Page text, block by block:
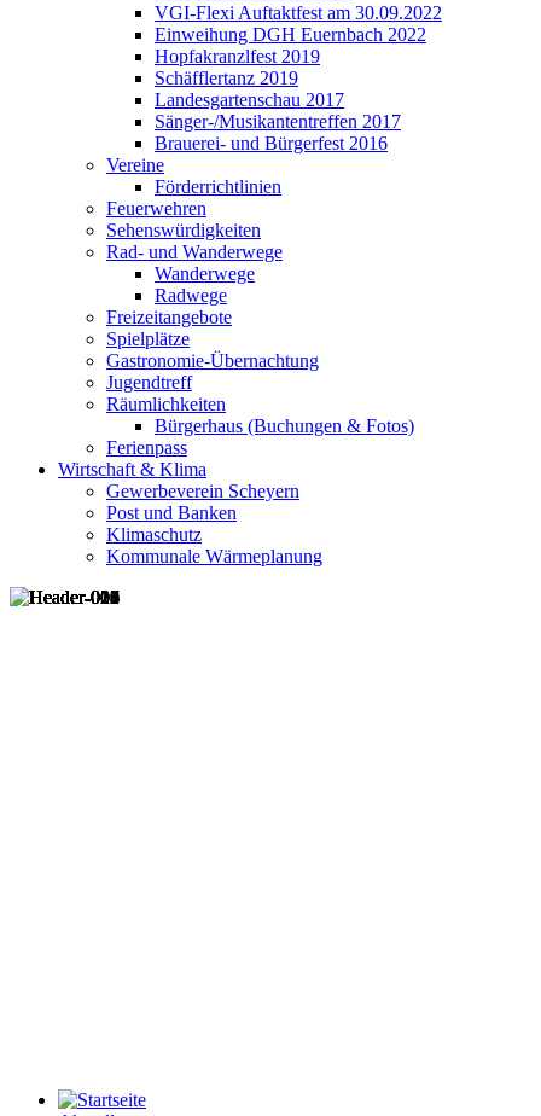
VGI-Flexi Auftaktfest am 30.09.2022
Einweihung DGH Euernbach 2022
Hopfakranzlfest 2019
Schäfflertanz 2019
Landesgartenschau 2017
Sänger-/Musikantentreffen 2017
Brauerei- und Bürgerfest 2016
Vereine
Förderrichtlinien
Feuerwehren
Sehenswürdigkeiten
Rad- und Wanderwege
Wanderwege
Radwege
Freizeitangebote
Spielplätze
Gastronomie-Übernachtung
Jugendtreff
Räumlichkeiten
Bürgerhaus (Buchungen & Fotos)
Ferienpass
Wirtschaft & Klima
Gewerbeverein Scheyern
Post und Banken
Klimaschutz
Kommunale Wärmeplanung